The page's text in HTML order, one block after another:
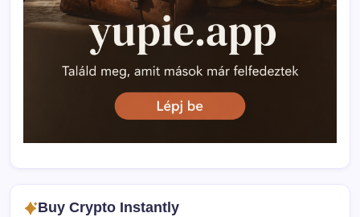
Buy Crypto Instantly